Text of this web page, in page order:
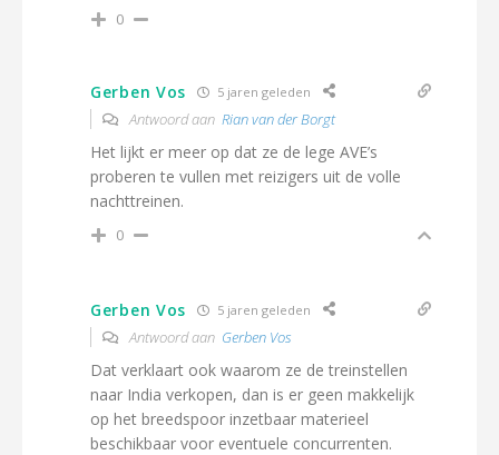
0
Gerben Vos 5 jaren geleden
Antwoord aan Rian van der Borgt
Het lijkt er meer op dat ze de lege AVE’s
proberen te vullen met reizigers uit de volle
nachttreinen.
0
Gerben Vos 5 jaren geleden
Antwoord aan Gerben Vos
Dat verklaart ook waarom ze de treinstellen
naar India verkopen, dan is er geen makkelijk
op het breedspoor inzetbaar materieel
beschikbaar voor eventuele concurrenten.